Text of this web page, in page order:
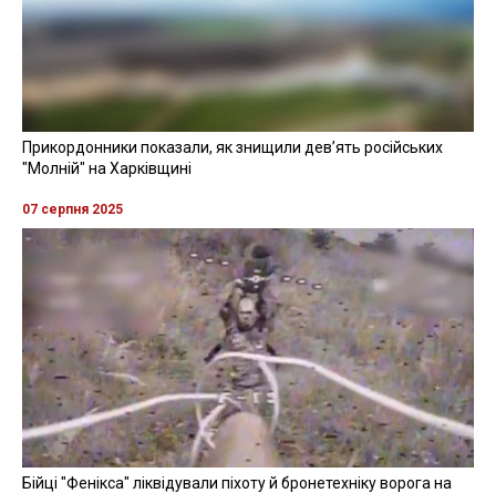
Прикордонники показали, як знищили девʼять російських
"Молній" на Харківщині
07 серпня 2025
Бійці "Фенікса" ліквідували піхоту й бронетехніку ворога на